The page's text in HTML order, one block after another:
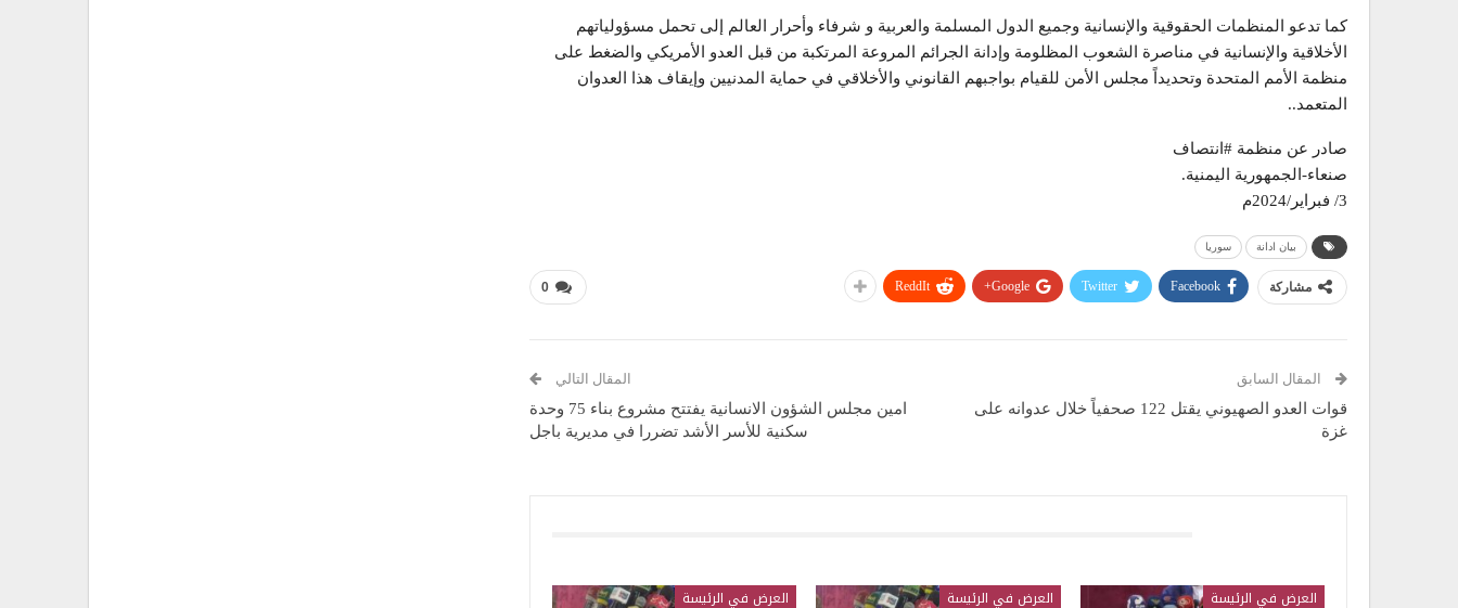
كما تدعو المنظمات الحقوقية والإنسانية وجميع الدول المسلمة والعربية و شرفاء وأحرار العالم إلى تحمل مسؤولياتهم
الأخلاقية والإنسانية في مناصرة الشعوب المظلومة وإدانة الجرائم المروعة المرتكبة من قبل العدو الأمريكي والضغط على
منظمة الأمم المتحدة وتحديداً مجلس الأمن للقيام بواجبهم القانوني والأخلاقي في حماية المدنيين وإيقاف هذا العدوان
المتعمد..
صادر عن منظمة #انتصاف
صنعاء-الجمهورية اليمنية.
3/ فبراير/2024م
بيان ادانة سوريا
0 مشاركة Facebook
Twitter
Google+
ReddIt
المقال السابق
قوات العدو الصهيوني يقتل 122 صحفياً خلال عدوانه على
غزة
المقال التالي
امين مجلس الشؤون الانسانية يفتتح مشروع بناء 75 وحدة
سكنية للأسر الأشد تضررا في مديرية باجل
العرض في الرئيسة العرض في الرئيسة العرض في الرئيسة